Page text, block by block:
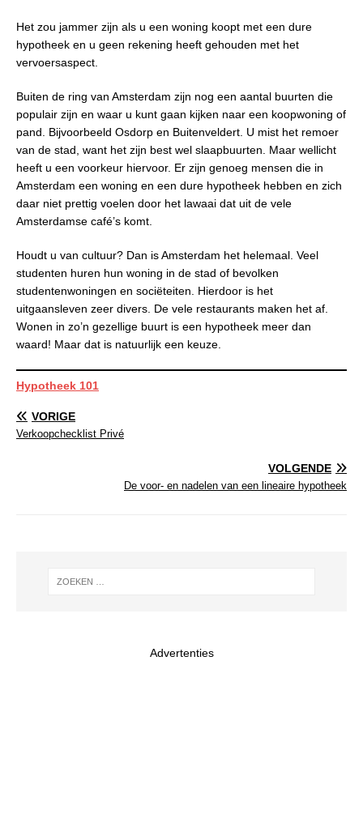
Het zou jammer zijn als u een woning koopt met een dure
hypotheek en u geen rekening heeft gehouden met het
vervoersaspect.
Buiten de ring van Amsterdam zijn nog een aantal buurten die
populair zijn en waar u kunt gaan kijken naar een koopwoning of
pand. Bijvoorbeeld Osdorp en Buitenveldert. U mist het remoer
van de stad, want het zijn best wel slaapbuurten. Maar wellicht
heeft u een voorkeur hiervoor. Er zijn genoeg mensen die in
Amsterdam een woning en een dure hypotheek hebben en zich
daar niet prettig voelen door het lawaai dat uit de vele
Amsterdamse café’s komt.
Houdt u van cultuur? Dan is Amsterdam het helemaal. Veel
studenten huren hun woning in de stad of bevolken
studentenwoningen en sociëteiten. Hierdoor is het
uitgaansleven zeer divers. De vele restaurants maken het af.
Wonen in zo’n gezellige buurt is een hypotheek meer dan
waard! Maar dat is natuurlijk een keuze.
Hypotheek 101
VORIGE
Verkoopchecklist Privé
VOLGENDE
De voor- en nadelen van een lineaire hypotheek
Advertenties